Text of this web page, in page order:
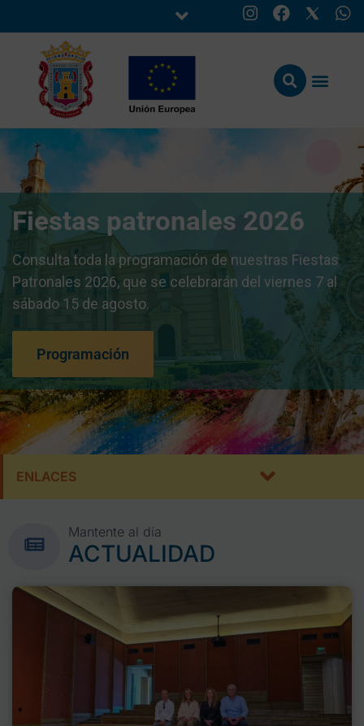
Fiestas patronales 2026
Consulta toda la programación de nuestras Fiestas
Patronales 2026, que se celebrarán del viernes 7 al
sábado 15 de agosto.
Programación
ENLACES
Mantente al día
ACTUALIDAD